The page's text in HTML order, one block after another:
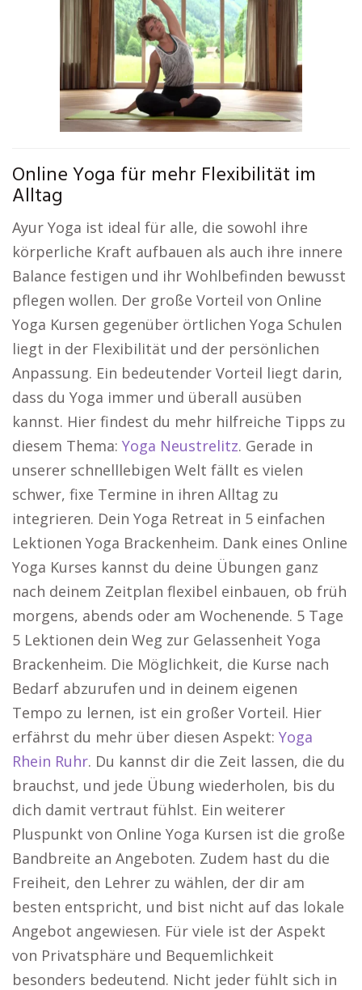
Online Yoga für mehr Flexibilität im
Alltag
Ayur Yoga ist ideal für alle, die sowohl ihre
körperliche Kraft aufbauen als auch ihre innere
Balance festigen und ihr Wohlbefinden bewusst
pflegen wollen. Der große Vorteil von Online
Yoga Kursen gegenüber örtlichen Yoga Schulen
liegt in der Flexibilität und der persönlichen
Anpassung. Ein bedeutender Vorteil liegt darin,
dass du Yoga immer und überall ausüben
kannst. Hier findest du mehr hilfreiche Tipps zu
diesem Thema: Yoga Neustrelitz. Gerade in
unserer schnelllebigen Welt fällt es vielen
schwer, fixe Termine in ihren Alltag zu
integrieren. Dein Yoga Retreat in 5 einfachen
Lektionen Yoga Brackenheim. Dank eines Online
Yoga Kurses kannst du deine Übungen ganz
nach deinem Zeitplan flexibel einbauen, ob früh
morgens, abends oder am Wochenende. 5 Tage
5 Lektionen dein Weg zur Gelassenheit Yoga
Brackenheim. Die Möglichkeit, die Kurse nach
Bedarf abzurufen und in deinem eigenen
Tempo zu lernen, ist ein großer Vorteil. Hier
erfährst du mehr über diesen Aspekt: Yoga
Rhein Ruhr. Du kannst dir die Zeit lassen, die du
brauchst, und jede Übung wiederholen, bis du
dich damit vertraut fühlst. Ein weiterer
Pluspunkt von Online Yoga Kursen ist die große
Bandbreite an Angeboten. Zudem hast du die
Freiheit, den Lehrer zu wählen, der dir am
besten entspricht, und bist nicht auf das lokale
Angebot angewiesen. Für viele ist der Aspekt
von Privatsphäre und Bequemlichkeit
besonders bedeutend. Nicht jeder fühlt sich in